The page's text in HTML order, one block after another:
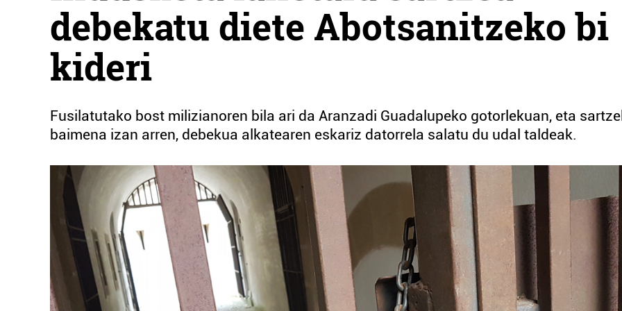
debekatu diete Abotsanitzeko bi
kideri
Fusilatutako bost milizianoren bila ari da Aranzadi Guadalupeko gotorlekuan, eta
baimena izan arren, debekua alkatearen eskariz datorrela salatu du udal taldeak.